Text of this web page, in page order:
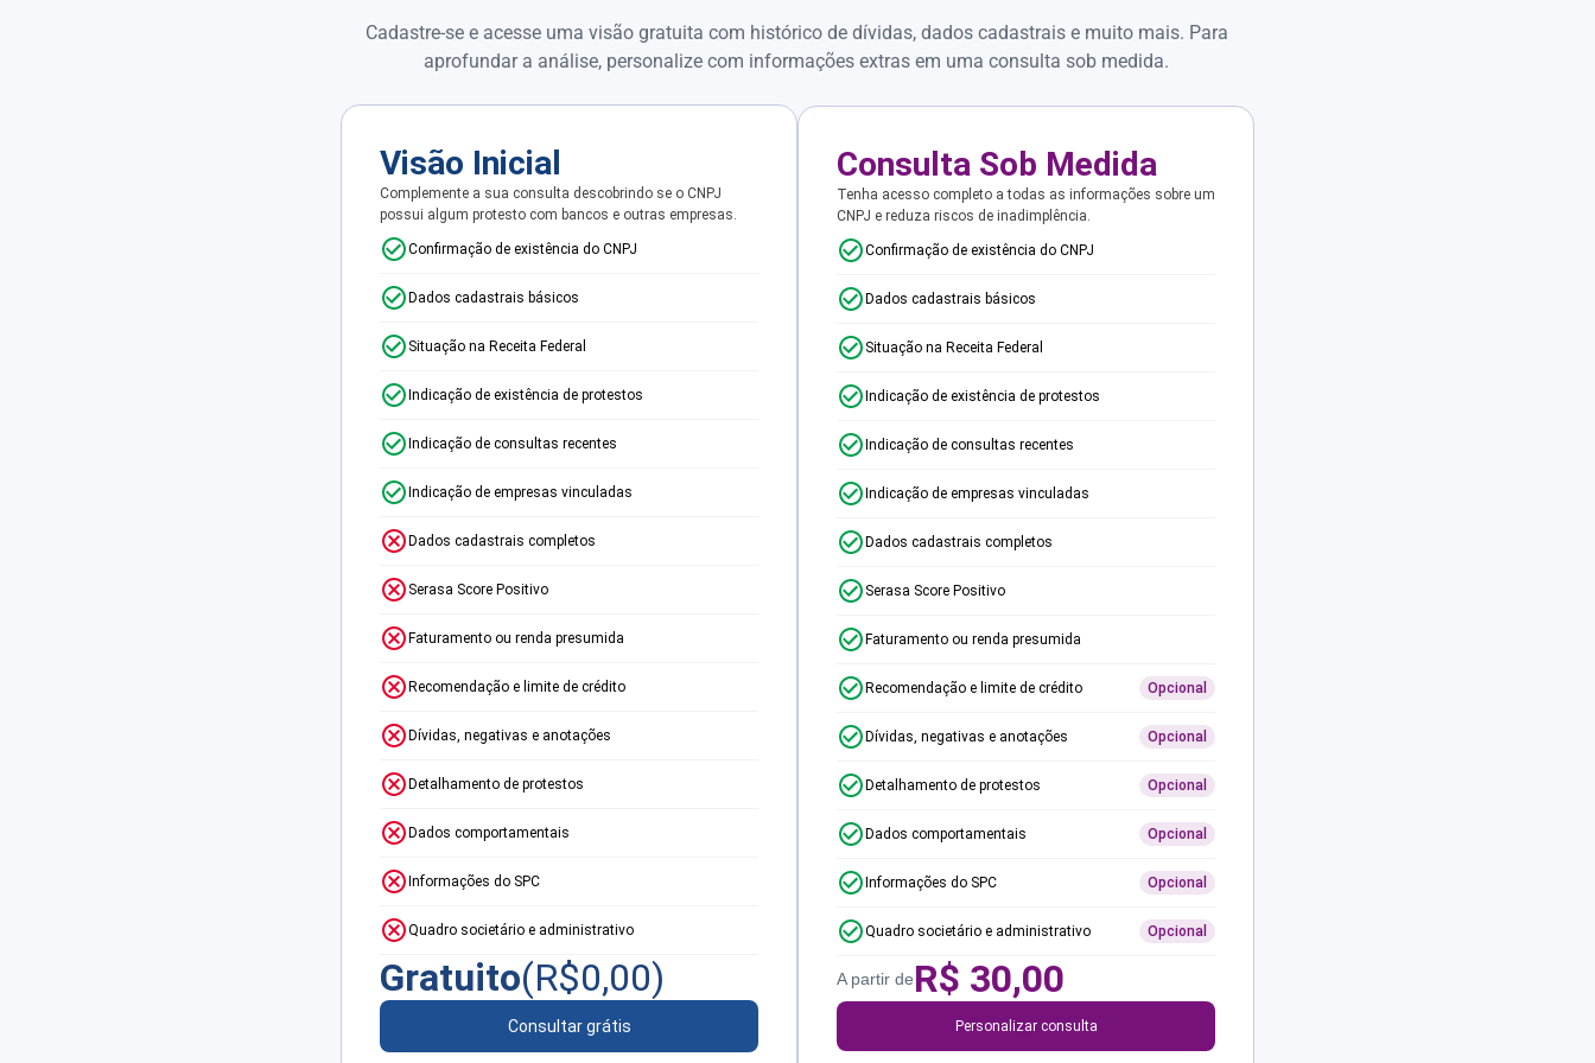
Cadastre-se e acesse uma visão gratuita com histórico de dívidas, dados cadastrais e muito mais. Para
aprofundar a análise, personalize com informações extras em uma consulta sob medida.
Visão Inicial
Complemente a sua consulta descobrindo se o CNPJ
possui algum protesto com bancos e outras empresas.
Confirmação de existência do CNPJ
Dados cadastrais básicos
Situação na Receita Federal
Indicação de existência de protestos
Indicação de consultas recentes
Indicação de empresas vinculadas
Dados cadastrais completos
Serasa Score Positivo
Faturamento ou renda presumida
Recomendação e limite de crédito
Dívidas, negativas e anotações
Detalhamento de protestos
Dados comportamentais
Informações do SPC
Quadro societário e administrativo
Gratuito(R$0,00)
Consultar grátis
Consulta Sob Medida
Tenha acesso completo a todas as informações sobre um
CNPJ e reduza riscos de inadimplência.
Confirmação de existência do CNPJ
Dados cadastrais básicos
Situação na Receita Federal
Indicação de existência de protestos
Indicação de consultas recentes
Indicação de empresas vinculadas
Dados cadastrais completos
Serasa Score Positivo
Faturamento ou renda presumida
Recomendação e limite de crédito Opcional
Dívidas, negativas e anotações Opcional
Detalhamento de protestos Opcional
Dados comportamentais Opcional
Informações do SPC Opcional
Quadro societário e administrativo Opcional
A partir deR$ 30,00
Personalizar consulta